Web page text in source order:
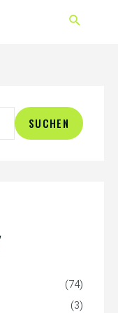
SUCHEN
(74)
(3)